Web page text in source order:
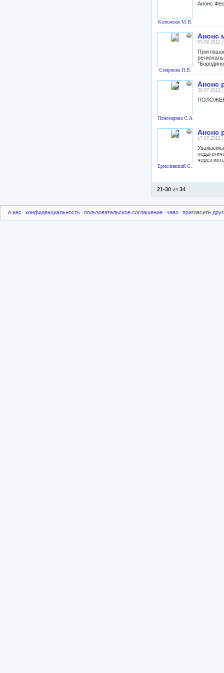
Калюжная М.В.
Анонс
Смирнова И.В.
Анонс
03.09.2012
Пономарева С.А.
Анонс
30.07.2012
Ермолинский С.Ю.
Анонс
17.07.2012
через
21-30из 34
о нас конфиденциальность пользовательское соглашение чаво пригласить